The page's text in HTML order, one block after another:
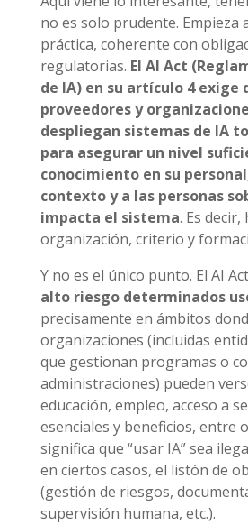
no es solo prudente. Empieza
práctica, coherente con
regulatorias. El AI Act
de IA) en su artículo 4 exige
proveedores y
despliegan sistemas de IA
para asegurar un nivel
conocimiento en su
contexto y a las personas
impacta el sistema. Es decir,
organización, criterio y
Y no es el único punto. El AI
alto riesgo determinados
precisamente en ámbitos
organizaciones (incluidas
que gestionan programas o
administraciones) pueden
educación, empleo, acceso a
esenciales y beneficios, entre
significa que “usar IA” sea
en ciertos casos, el listón de
(gestión de riesgos,
supervisión humana, etc.).